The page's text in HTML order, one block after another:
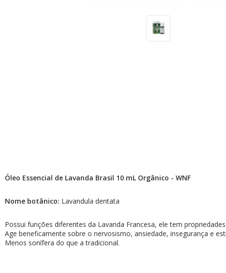
Bases Neutras
Cosméticos
Óleo Essencial de Lavanda Brasil 10 mL Orgânico - WNF
Nome botânico: Lavandula dentata
Possui funções diferentes da Lavanda Francesa, ele tem
Age beneficamente sobre o nervosismo, ansiedade, insegurança e
Menos sonífera do que a tradicional.